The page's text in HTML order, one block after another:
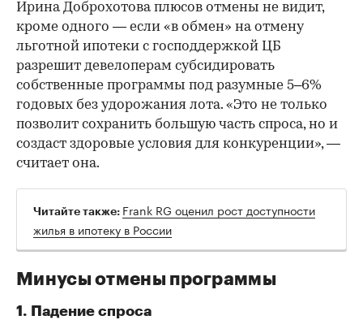
Ирина Доброхотова плюсов отмены не видит,
кроме одного — если «в обмен» на отмену
льготной ипотеки с господдержкой ЦБ
разрешит девелоперам субсидировать
собственные программы под разумные 5–6%
годовых без удорожания лота. «Это не только
позволит сохранить большую часть спроса, но и
создаст здоровые условия для конкуренции», —
считает она.
Читайте также: Frank RG оценил рост доступности
жилья в ипотеку в России
Минусы отмены программы
1. Падение спроса